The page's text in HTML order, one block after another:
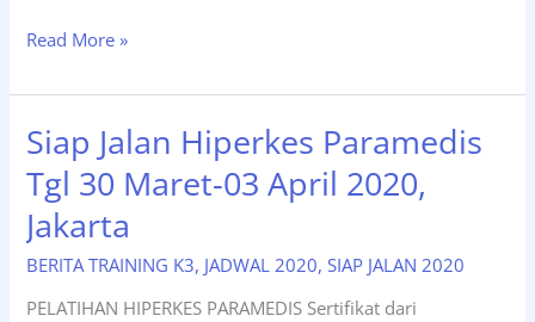
Jadwal
Paramedis
Januari
2021
Read More »
Siap Jalan Hiperkes Paramedis
Tgl 30 Maret-03 April 2020,
Jakarta
BERITA TRAINING K3, JADWAL 2020,SIAP JALAN 2020
PELATIHAN HIPERKES PARAMEDIS Sertifikat dari